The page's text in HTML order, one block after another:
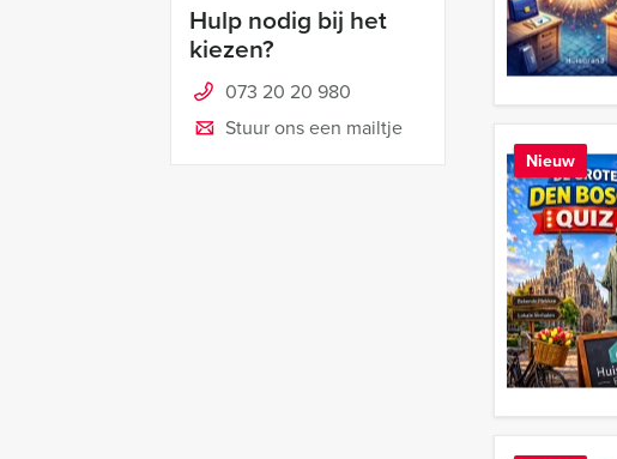
Hulp nodig bij het
kiezen?
073 20 20 980
Stuur ons een mailtje
Nieuw